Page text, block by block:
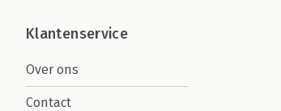
Klantenservice
Over ons
Contact